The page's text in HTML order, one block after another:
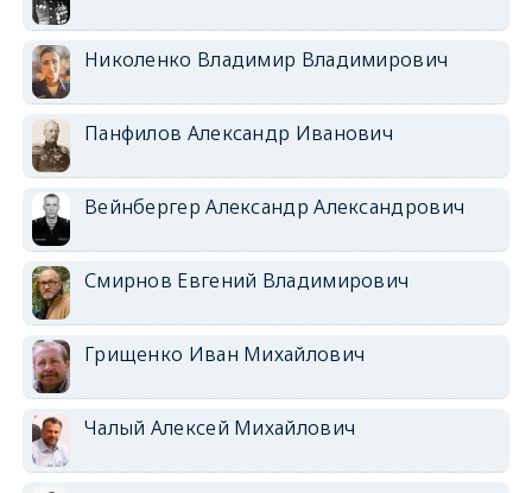
Николенко Владимир Владимирович
Панфилов Александр Иванович
Вейнбергер Александр Александрович
Смирнов Евгений Владимирович
Грищенко Иван Михайлович
Чалый Алексей Михайлович